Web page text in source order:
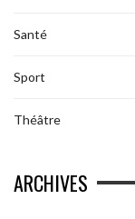
Santé
Sport
Théâtre
ARCHIVES